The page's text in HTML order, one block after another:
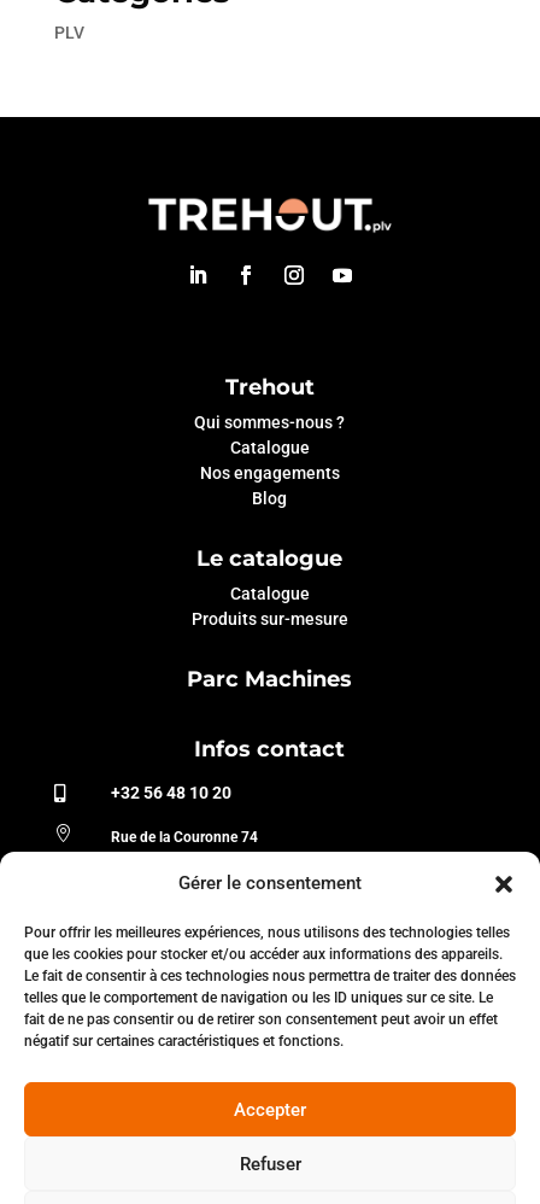
Gérer le consentement
Pour offrir les meilleures expériences, nous utilisons des technologies telles
que les cookies pour stocker et/ou accéder aux informations des appareils.
Le fait de consentir à ces technologies nous permettra de traiter des données
telles que le comportement de navigation ou les ID uniques sur ce site. Le
fait de ne pas consentir ou de retirer son consentement peut avoir un effet
négatif sur certaines caractéristiques et fonctions.
Accepter
Refuser
PLV
Trehout
Qui sommes-nous ?
Catalogue
Nos engagements
Blog
Le catalogue
Catalogue
Produits sur-mesure
Parc Machines
Infos contact
+32 56 48 10 20

Rue de la Couronne 74

34 rue Camille Pelletan
92300 Levallois Perret
France
Prendre contact